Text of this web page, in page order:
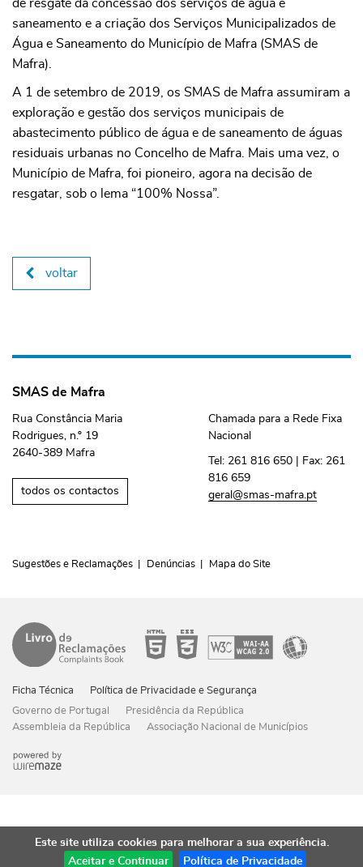
de resgate da concessão dos serviços de água e
saneamento e a criação dos Serviços Municipalizados de
Água e Saneamento do Município de Mafra (SMAS de
Mafra).
A 1 de setembro de 2019, os SMAS de Mafra assumiram a
exploração e gestão dos serviços municipais de
abastecimento público de água e de saneamento de águas
residuais urbanas no Concelho de Mafra. Mais uma vez, o
Município de Mafra, foi pioneiro, agora na decisão de
resgatar, sob o lema “100% Nossa”.
voltar
SMAS de Mafra
Rua Constância Maria
Rodrigues, n.º 19
2640-389 Mafra
todos os contactos
Chamada para a Rede Fixa
Nacional
Tel: 261 816 650 | Fax: 261
816 659
geral@smas-mafra.pt
Sugestões e Reclamações Denúncias Mapa do Site
Ficha Técnica
Política de Privacidade e Segurança
Governo de Portugal
Presidência da República
Assembleia da República
Associação Nacional de Municípios